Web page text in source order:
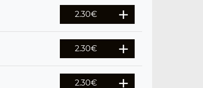
2.30€
2.30€
2.30€